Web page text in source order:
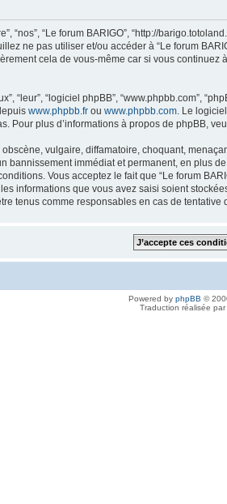
“nos”, “Le forum BARIGO”, “http://
ne pas utiliser et/ou accéder à “Le forum
cela de vous-même car si vous
“leur”, “logiciel phpBB”, “www.phpbb.com”,
www.phpbb.fr ou www.phpbb.com . Le
Pour plus d’informations à propos de phpBB,
vulgaire, diffamatoire, choquant,
immédiat et permanent, en plus
Vous acceptez le fait que “Le forum
informations que vous avez saisi soient
tenus comme responsables en cas de
Powered by phpBB ©
Traduction réalisée par